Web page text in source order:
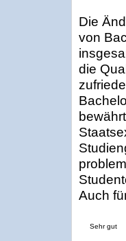
Die
von
die
Auch
Sehr gut